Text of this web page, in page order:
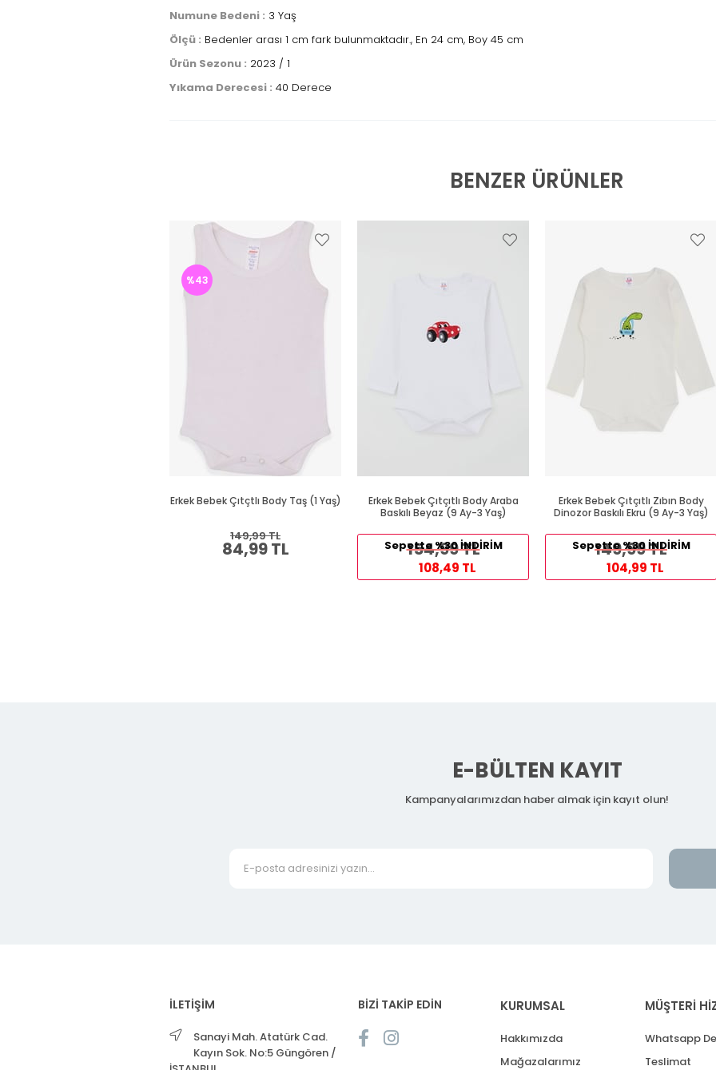
Numune Bedeni : 3 Yaş
Ölçü : Bedenler arası 1 cm fark bulunmaktadır., En 24 cm, Boy 45 cm
Ürün Sezonu : 2023 / 1
Yıkama Derecesi : 40 Derece
BENZER ÜRÜNLER
Erkek Bebek Çıtçtlı Body Taş (1 Yaş)
84,99 TL
149,99 TL
%43
Erkek Bebek Çıtçıtlı Body Araba
Baskılı Beyaz (9 Ay-3 Yaş)
154,99 TL
Sepette %30 İNDİRİM
108,49 TL
Erkek Bebek Çıtçıtlı Zıbın Body
Dinozor Baskılı Ekru (9 Ay-3 Yaş)
149,99 TL
Sepette %30 İNDİRİM
104,99 TL
E-BÜLTEN KAYIT
Kampanyalarımızdan haber almak için kayıt olun!
İLETİŞİM
Sanayi Mah. Atatürk Cad.
Kayın Sok. No:5 Güngören /
BİZİ TAKİP EDİN KURUMSAL
Hakkımızda
Mağazalarımız
MÜŞTERİ
Whatsapp
Teslimat